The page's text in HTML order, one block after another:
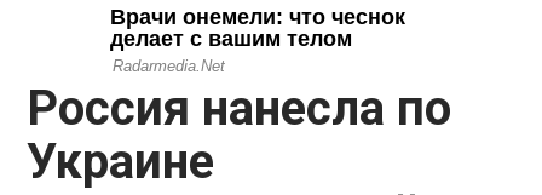
Россия нанесла по
Украине